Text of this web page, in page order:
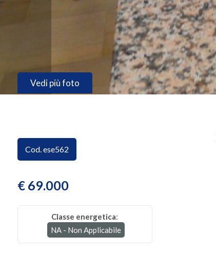
Vedi più foto
Cod. ese562
€ 69.000
Classe energetica:
NA - Non Applicabile
Tipologia
Residenziali